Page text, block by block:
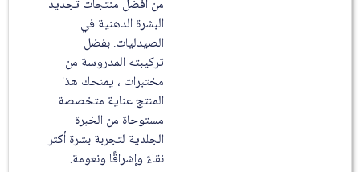
من أفضل منتجات تجديد
البشرة الدهنية في
الصيدليات. بفضل
تركيبته المدروسة من
مختبرات ، يمنحك هذا
المنتج عناية متخصصة
مستوحاة من الخبرة
الجلدية لتجربة بشرة أكثر
نقاءً وإشراقًا ونعومة.